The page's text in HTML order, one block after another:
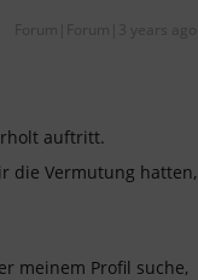
Forum|Forum|3 years ago
auftritt.
die Vermutung hatten,
meinem Profil suche,